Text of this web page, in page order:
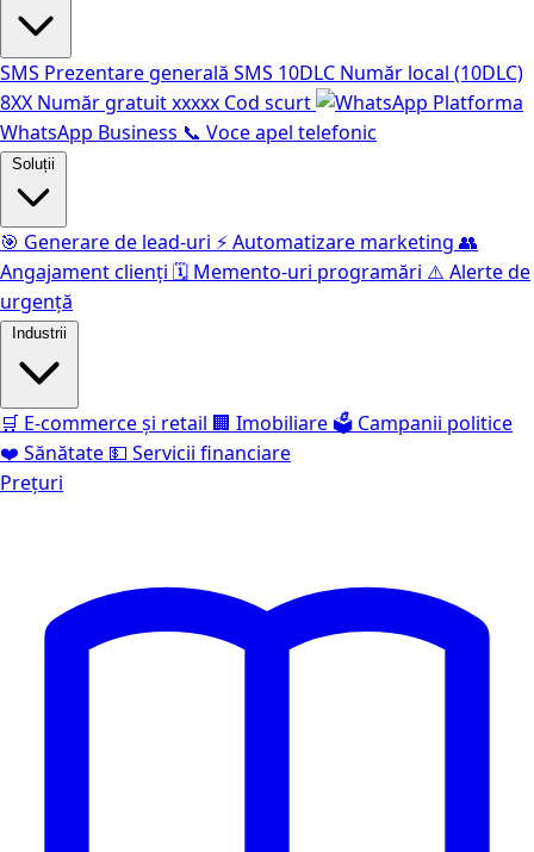
SMS Prezentare generală SMS 10DLC Număr local (10DLC)
8XX Număr gratuitxxxxx Cod scurt
Platforma
WhatsApp Business 📞 Voce apel telefonic
Soluții
🎯 Generare de lead-uri ⚡️Automatizare marketing 👥
Angajament clienți 🗓️ Memento-uri programări ⚠️ Alerte de
urgență
Industrii
🛒 E-commerce și retail 🏢 Imobiliare 🗳️ Campanii politice
❤️ Sănătate 💵 Servicii financiare
Prețuri